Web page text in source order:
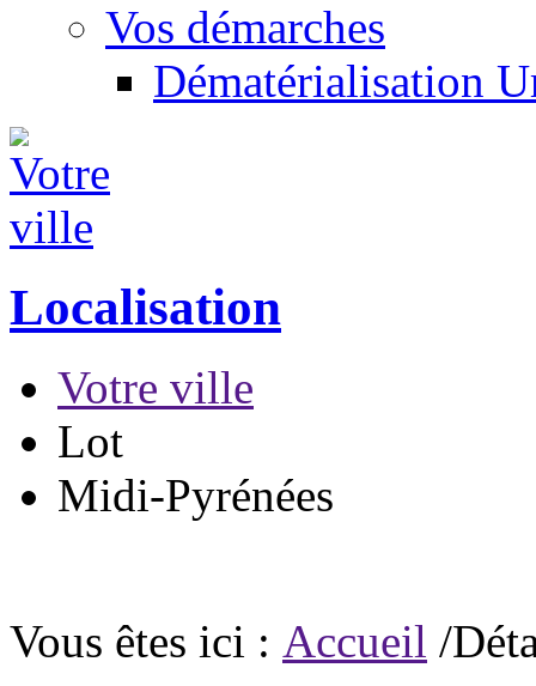
Vos démarches
Dématérialisation
Localisation
Votre ville
Lot
Midi-Pyrénées
Vous êtes ici : Accueil /